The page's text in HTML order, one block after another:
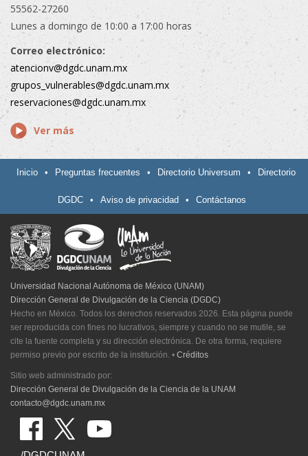
55562-27260
Lunes a domingo de 10:00 a 17:00 horas
Correo electrónico:
atencionv@dgdc.unam.mx
grupos_vulnerables@dgdc.unam.mx
reservaciones@dgdc.unam.mx
Ver más
Inicio • Preguntas frecuentes • Directorio Universum • Directorio
DGDC • Aviso de privacidad • Contáctanos
Universidad Nacional Autónoma de México (UNAM)
Dirección General de Divulgación de la Ciencia (DGDC)
Hecho en México. Todos los derechos reservados 2026. Esta página puede
ser reproducida con fines no lucrativos, siempre y cuando no se mutile, se
cite la fuente completa y su dirección electrónica. De otra forma, requiere
permiso previo por escrito de la institución. • Créditos
Sitio web administrado por:
Dirección General de Divulgación de la Ciencia de la UNAM
contacto@dgdc.unam.mx